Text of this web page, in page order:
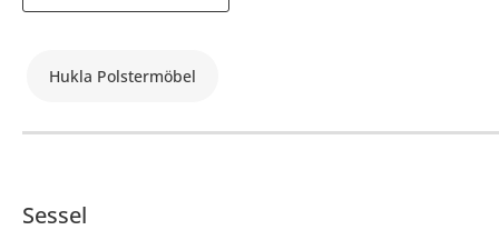
Hukla Polstermöbel
Sessel